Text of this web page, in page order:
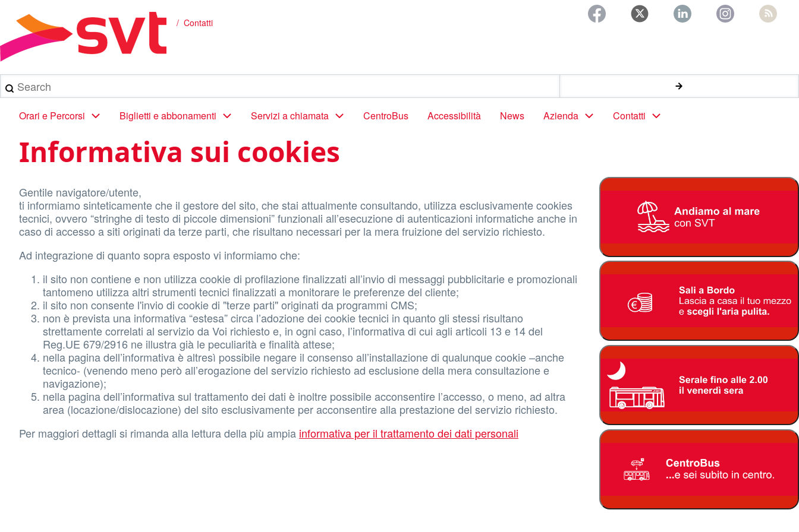
contenuto
principale
Briciole
di
pane
Contatti
Search
Main
navigation
Orari e Percorsi Biglietti e abbonamenti Servizi a chiamata CentroBus Accessibilità News Azienda Contatti
Informativa sui cookies
Gentile navigatore/utente,
ti informiamo sinteticamente che il gestore del sito, che stai attualmente consultando, utilizza esclusivamente cookies
tecnici, ovvero “stringhe di testo di piccole dimensioni” funzionali all’esecuzione di autenticazioni informatiche anche in
caso di accesso a siti originati da terze parti, che risultano necessari per la mera fruizione del servizio richiesto.
Ad integrazione di quanto sopra esposto vi informiamo che:
il sito non contiene e non utilizza cookie di profilazione finalizzati all’invio di messaggi pubblicitarie e promozionali
tantomeno utilizza altri strumenti tecnici finalizzati a monitorare le preferenze del cliente;
il sito non consente l'invio di cookie di "terze parti" originati da programmi CMS;
non è prevista una informativa “estesa” circa l’adozione dei cookie tecnici in quanto gli stessi risultano
strettamente correlati al servizio da Voi richiesto e, in ogni caso, l’informativa di cui agli articoli 13 e 14 del
Reg.UE 679/2916 ne illustra già le peculiarità e finalità attese;
nella pagina dell’informativa è altresì possibile negare il consenso all’installazione di qualunque cookie –anche
tecnico- (venendo meno però all’erogazione del servizio richiesto ad esclusione della mera consultazione e
navigazione);
nella pagina dell’informativa sul trattamento dei dati è inoltre possibile acconsentire l’accesso, o meno, ad altra
area (locazione/dislocazione) del sito esclusivamente per acconsentire alla prestazione del servizio richiesto.
Per maggiori dettagli si rimanda alla lettura della più ampia informativa per il trattamento dei dati personali